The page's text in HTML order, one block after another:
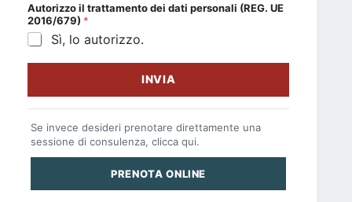
Autorizzo il trattamento dei dati personali (REG. UE
2016/679) *
Sì, lo autorizzo.
INVIA
Se invece desideri prenotare direttamente una
sessione di consulenza, clicca qui.
PRENOTA ONLINE